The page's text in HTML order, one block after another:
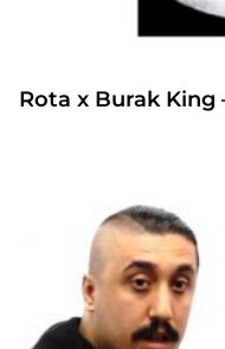
Rota x Burak King